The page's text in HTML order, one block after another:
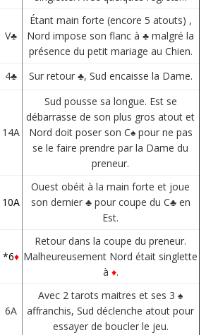
V♣
Étant main forte (encore 5 atouts) ,
Nord impose son flanc à ♣ malgré la
présence du petit mariage au Chien.
4♣ Sur retour ♣, Sud encaisse la Dame.
14A
Sud pousse sa longue. Est se
débarrasse de son plus gros atout et
Nord doit poser son C♠ pour ne pas
se le faire prendre par la Dame du
preneur.
10A
Ouest obéit à la main forte et joue
son dernier ♣ pour coupe du C♣ en
Est.
*6♦
Retour dans la coupe du preneur.
Malheureusement Nord était singlette
à ♦.
6A
Avec 2 tarots maitres et ses 3 ♠
affranchis, Sud déclenche atout pour
essayer de boucler le jeu.